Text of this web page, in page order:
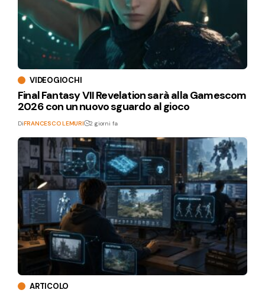
VIDEOGIOCHI
Final Fantasy VII Revelation sarà alla Gamescom
2026 con un nuovo sguardo al gioco
DiFRANCESCO LEMURI 2 giorni fa
ARTICOLO